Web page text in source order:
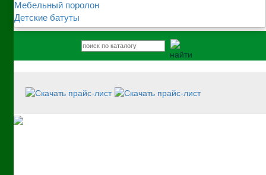
Мебельный поролон
Детские батуты